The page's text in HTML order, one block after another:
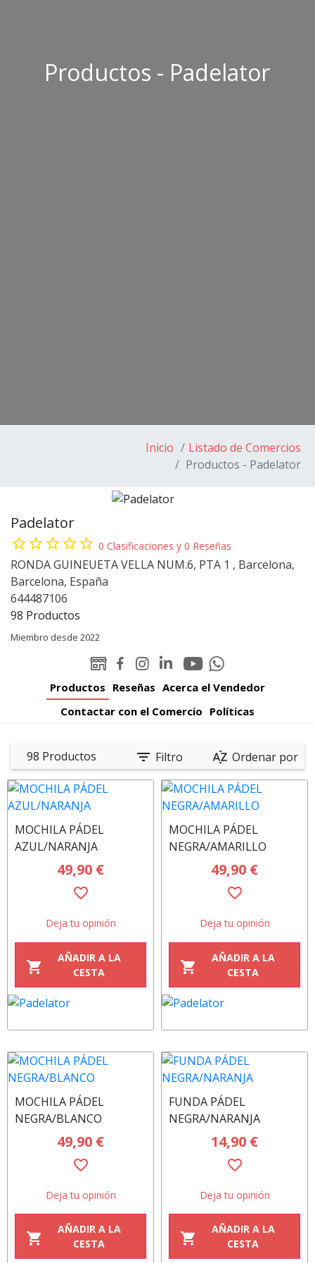
Productos - Padelator
Inicio
Listado de Comercios
Productos - Padelator
Padelator
star_borderstar_borderstar_borderstar_borderstar_border 0 Clasificaciones y 0 Reseñas
RONDA GUINEUETA VELLA NUM.6, PTA 1 , Barcelona,
Barcelona, España
644487106
98 Productos
Miembro desde 2022
WEB
Facebook
Instagram
Linked-
Padelator
Youtube
Padelator
Whatsapp
Padelator
Productos Reseñas Acerca el Vendedor
Contactar con el Comercio Políticas
98 Productos filter_list Filtro sort_by_alpha Ordenar por
MOCHILA PÁDEL
AZUL/NARANJA
49,90 €
favorite_border
Deja tu opinión
shopping_cart
AÑADIR A LA
CESTA
MOCHILA PÁDEL
NEGRA/AMARILLO
49,90 €
favorite_border
Deja tu opinión
shopping_cart
AÑADIR A LA
CESTA
MOCHILA PÁDEL
NEGRA/BLANCO
49,90 €
favorite_border
Deja tu opinión
shopping_cart
AÑADIR A LA
CESTA
FUNDA PÁDEL
NEGRA/NARANJA
14,90 €
favorite_border
Deja tu opinión
shopping_cart
AÑADIR A LA
CESTA